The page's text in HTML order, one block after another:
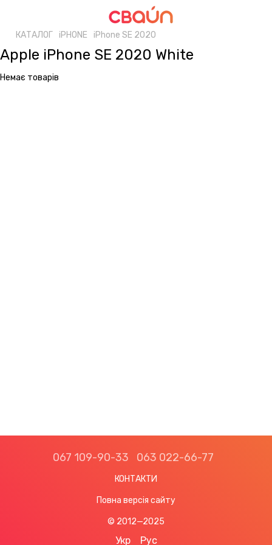
КАТАЛОГ iPHONE iPhone SE 2020
Apple iPhone SE 2020 White
Немає товарів
067 109-90-33 063 022-66-77
КОНТАКТИ
Повна версія сайту
© 2012—2025
Укр Рус